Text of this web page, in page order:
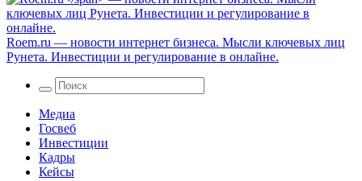
Roem.ru — новости интернет бизнеса. Мысли ключевых лиц
Рунета. Инвестиции и регулирование в онлайне.
Медиа
Госвеб
Инвестиции
Кадры
Кейсы